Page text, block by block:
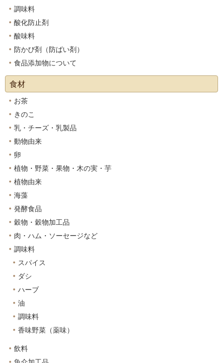
調味料
酸化防止剤
酸味料
防かび剤（防ばい剤）
食品添加物について
食材
お茶
きのこ
乳・チーズ・乳製品
動物由来
卵
植物・野菜・果物・木の実・芋
植物由来
海藻
発酵食品
穀物・穀物加工品
肉・ハム・ソーセージなど
調味料
スパイス
ダシ
ハーブ
油
調味料
香味野菜（薬味）
飲料